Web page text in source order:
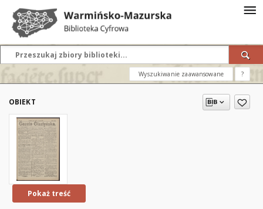
Wyszukiwanie zaawansowane ?
OBIEKT
Pokaż treść